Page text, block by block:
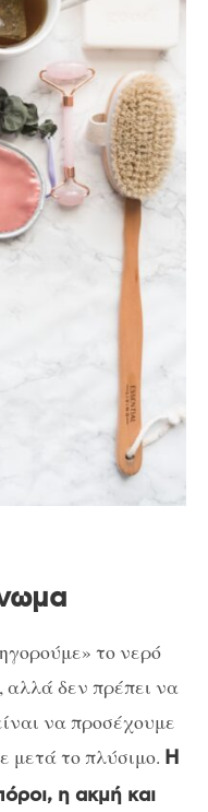
το νερό
αλλά δεν πρέπει να
να προσέχουμε
μετά το πλύσιμο. Η
η ακμή και